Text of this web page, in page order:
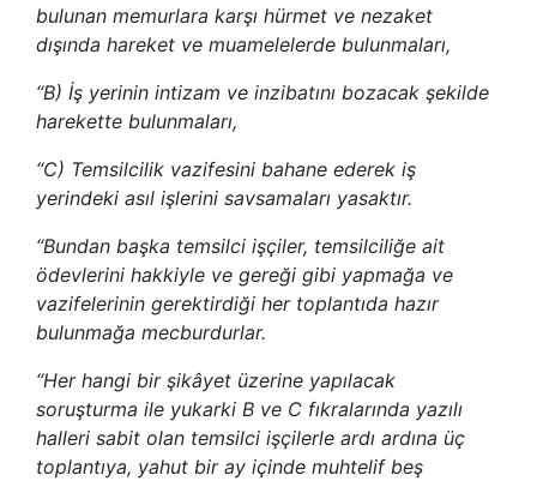
bulunan memurlara karşı hürmet ve nezaket
dışında hareket ve muamelelerde bulunmaları,
“B) İş yerinin intizam ve inzibatını bozacak şekilde
harekette bulunmaları,
“C) Temsilcilik vazifesini bahane ederek iş
yerindeki asıl işlerini savsamaları yasaktır.
“Bundan başka temsilci işçiler, temsilciliğe ait
ödevlerini hakkiyle ve gereği gibi yapmağa ve
vazifelerinin gerektirdiği her toplantıda hazır
bulunmağa mecburdurlar.
“Her hangi bir şikâyet üzerine yapılacak
soruşturma ile yukarki B ve C fıkralarında yazılı
halleri sabit olan temsilci işçilerle ardı ardına üç
toplantıya, yahut bir ay içinde muhtelif beş